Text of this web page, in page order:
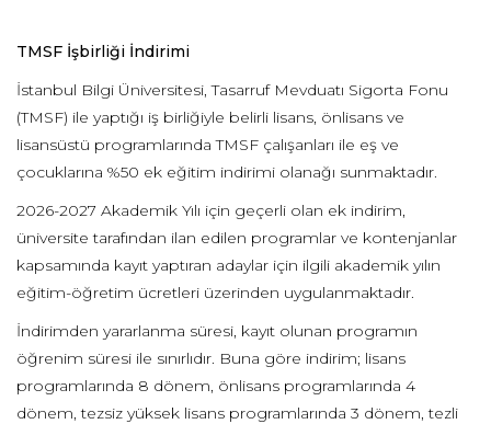
TMSF İşbirliği İndirimi
İstanbul Bilgi Üniversitesi, Tasarruf Mevduatı Sigorta Fonu
(TMSF) ile yaptığı iş birliğiyle belirli lisans, önlisans ve
lisansüstü programlarında TMSF çalışanları ile eş ve
çocuklarına %50 ek eğitim indirimi olanağı sunmaktadır.
2026-2027 Akademik Yılı için geçerli olan ek indirim,
üniversite tarafından ilan edilen programlar ve kontenjanlar
kapsamında kayıt yaptıran adaylar için ilgili akademik yılın
eğitim-öğretim ücretleri üzerinden uygulanmaktadır.
İndirimden yararlanma süresi, kayıt olunan programın
öğrenim süresi ile sınırlıdır. Buna göre indirim; lisans
programlarında 8 dönem, önlisans programlarında 4
dönem, tezsiz yüksek lisans programlarında 3 dönem, tezli